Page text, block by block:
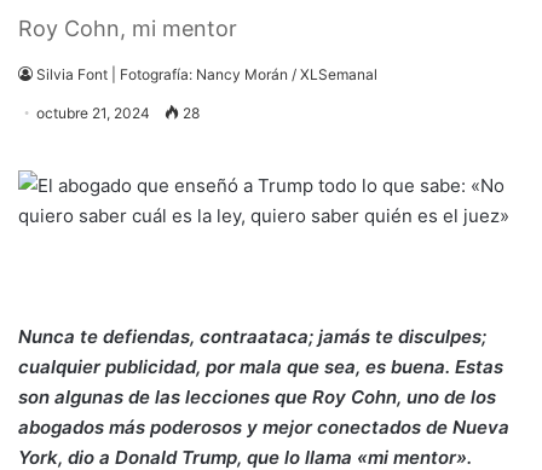
Roy Cohn, mi mentor
Silvia Font | Fotografía: Nancy Morán / XLSemanal
octubre 21, 2024 28
Nunca te defiendas, contraataca; jamás te disculpes;
cualquier publicidad, por mala que sea, es buena. Estas
son algunas de las lecciones que Roy Cohn, uno de los
abogados más poderosos y mejor conectados de Nueva
York, dio a Donald Trump, que lo llama «mi mentor».